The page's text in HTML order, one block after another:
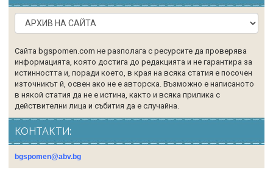
Сайта bgspomen.com не разполага с ресурсите да проверява
информацията, която достига до редакцията и не гарантира за
истинността и, поради което, в края на всяка статия е посочен
източникът й, освен ако не е авторска. Възможно е написаното
в някой статия да не е истина, както и всяка прилика с
действителни лица и събития да е случайна.
КОНТАКТИ:
bgspomen@abv.bg